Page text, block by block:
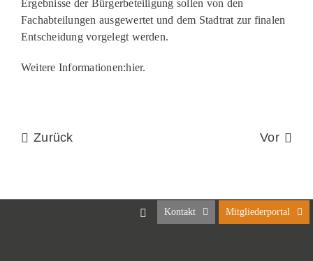
Ergebnisse der Bürgerbeteiligung sollen von den
Fachabteilungen ausgewertet und dem Stadtrat zur finalen
Entscheidung vorgelegt werden.
Weitere Informationen:hier.
Zurück Vor
Kontakt Mitgliederportal